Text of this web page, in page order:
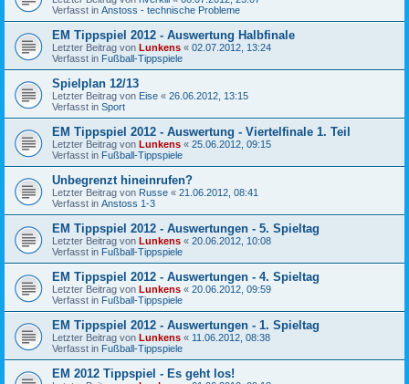
Verfasst in Anstoss - technische Probleme
EM Tippspiel 2012 - Auswertung Halbfinale
Letzter Beitrag von Lunkens « 02.07.2012, 13:24
Verfasst in Fußball-Tippspiele
Spielplan 12/13
Letzter Beitrag von Eise « 26.06.2012, 13:15
Verfasst in Sport
EM Tippspiel 2012 - Auswertung - Viertelfinale 1. Teil
Letzter Beitrag von Lunkens « 25.06.2012, 09:15
Verfasst in Fußball-Tippspiele
Unbegrenzt hineinrufen?
Letzter Beitrag von Russe « 21.06.2012, 08:41
Verfasst in Anstoss 1-3
EM Tippspiel 2012 - Auswertungen - 5. Spieltag
Letzter Beitrag von Lunkens « 20.06.2012, 10:08
Verfasst in Fußball-Tippspiele
EM Tippspiel 2012 - Auswertungen - 4. Spieltag
Letzter Beitrag von Lunkens « 20.06.2012, 09:59
Verfasst in Fußball-Tippspiele
EM Tippspiel 2012 - Auswertungen - 1. Spieltag
Letzter Beitrag von Lunkens « 11.06.2012, 08:38
Verfasst in Fußball-Tippspiele
EM 2012 Tippspiel - Es geht los!